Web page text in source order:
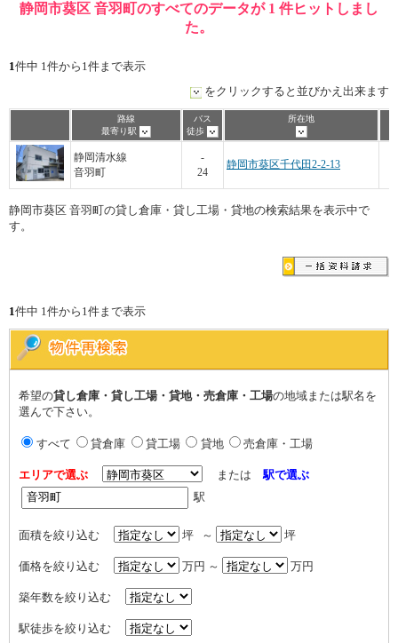
静岡市葵区 音羽町のすべてのデータが 1 件ヒットしまし
た。
1件中 1件から1件まで表示
をクリックすると並びかえ出来ます
路線
最寄り駅
バス
徒歩
所在地
静岡清水線
音羽町
-
24
静岡市葵区千代田2-2-13
静岡市葵区 音羽町の貸し倉庫・貸し工場・貸地の検索結果を表示中で
す。
1件中 1件から1件まで表示
希望の貸し倉庫・貸し工場・貸地・売倉庫・工場の地域または駅名を
選んで下さい。
すべて 貸倉庫 貸工場 貸地 売倉庫・工場
エリアで選ぶ または駅で選ぶ
駅
面積を絞り込む 坪 ～ 坪
価格を絞り込む 万円 ～ 万円
築年数を絞り込む
駅徒歩を絞り込む